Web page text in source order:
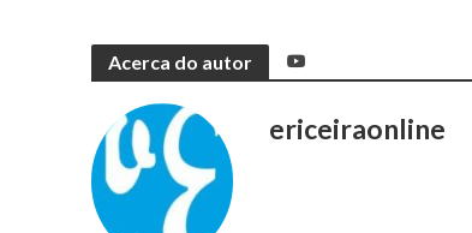
Acerca do autor
ericeiraonline